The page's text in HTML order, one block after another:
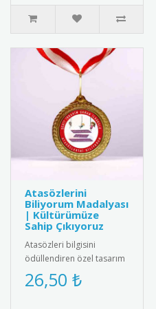
Atasözlerini
Biliyorum Madalyası
| Kültürümüze
Sahip Çıkıyoruz
Atasözleri bilgisini
ödüllendiren özel tasarım
madalya. Türk kültürünü
yaşatmak ve dil
26,50 ₺